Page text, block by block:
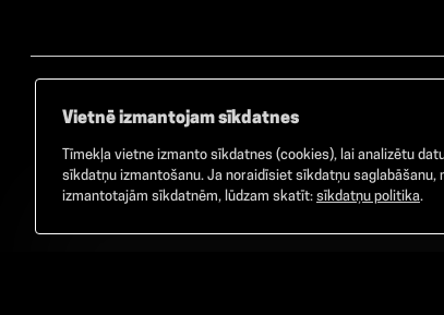
Vietnē izmantojam sīkdatnes
Tīmekļa vietne izmanto sīkdatnes (cookies), lai analizētu
sīkdatņu izmantošanu. Ja noraidīsiet sīkdatņu
izmantotajām sīkdatnēm, lūdzam skatīt: sīkdatņu politika.